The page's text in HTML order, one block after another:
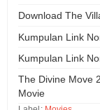
Download The
Kumpulan Link
Kumpulan Link
The Divine Move
Movie